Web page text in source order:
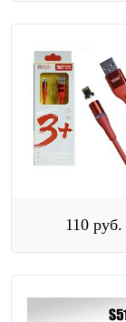
110 руб.